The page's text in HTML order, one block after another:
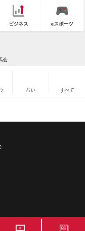
ビジネス eスポーツ
会
占い すべて